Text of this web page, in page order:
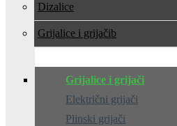
Dizalice
Grijalice i grijači
Grijalice i grijači
Električni grijači
Plinski grijači